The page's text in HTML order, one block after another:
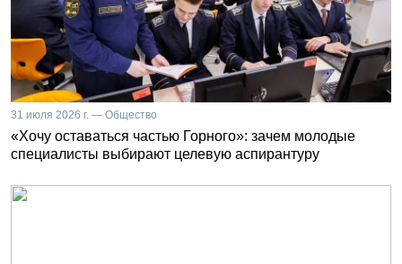
31 июля 2026 г. — Общество
«Хочу оставаться частью Горного»: зачем молодые
специалисты выбирают целевую аспирантуру